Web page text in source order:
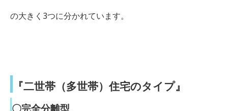
の大きく3つに分かれています。
『二世帯（多世帯）住宅のタイプ』
〇完全分離型